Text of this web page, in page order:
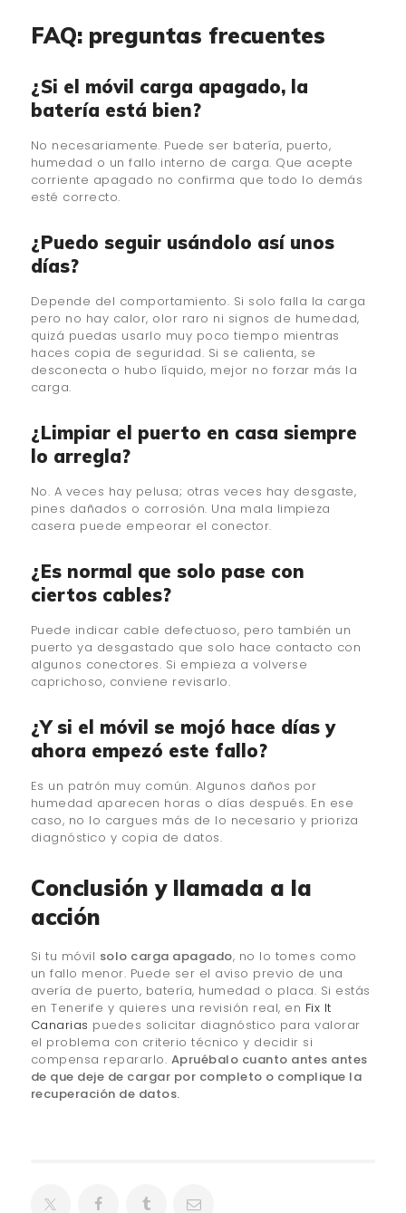
FAQ: preguntas frecuentes
¿Si el móvil carga apagado, la
batería está bien?
No necesariamente. Puede ser batería, puerto,
humedad o un fallo interno de carga. Que acepte
corriente apagado no confirma que todo lo demás
esté correcto.
¿Puedo seguir usándolo así unos
días?
Depende del comportamiento. Si solo falla la carga
pero no hay calor, olor raro ni signos de humedad,
quizá puedas usarlo muy poco tiempo mientras
haces copia de seguridad. Si se calienta, se
desconecta o hubo líquido, mejor no forzar más la
carga.
¿Limpiar el puerto en casa siempre
lo arregla?
No. A veces hay pelusa; otras veces hay desgaste,
pines dañados o corrosión. Una mala limpieza
casera puede empeorar el conector.
¿Es normal que solo pase con
ciertos cables?
Puede indicar cable defectuoso, pero también un
puerto ya desgastado que solo hace contacto con
algunos conectores. Si empieza a volverse
caprichoso, conviene revisarlo.
¿Y si el móvil se mojó hace días y
ahora empezó este fallo?
Es un patrón muy común. Algunos daños por
humedad aparecen horas o días después. En ese
caso, no lo cargues más de lo necesario y prioriza
diagnóstico y copia de datos.
Conclusión y llamada a la
acción
Si tu móvil solo carga apagado, no lo tomes como
un fallo menor. Puede ser el aviso previo de una
avería de puerto, batería, humedad o placa. Si estás
en Tenerife y quieres una revisión real, en Fix It
Canarias puedes solicitar diagnóstico para valorar
el problema con criterio técnico y decidir si
compensa repararlo. Apruébalo cuanto antes antes
de que deje de cargar por completo o complique la
recuperación de datos.